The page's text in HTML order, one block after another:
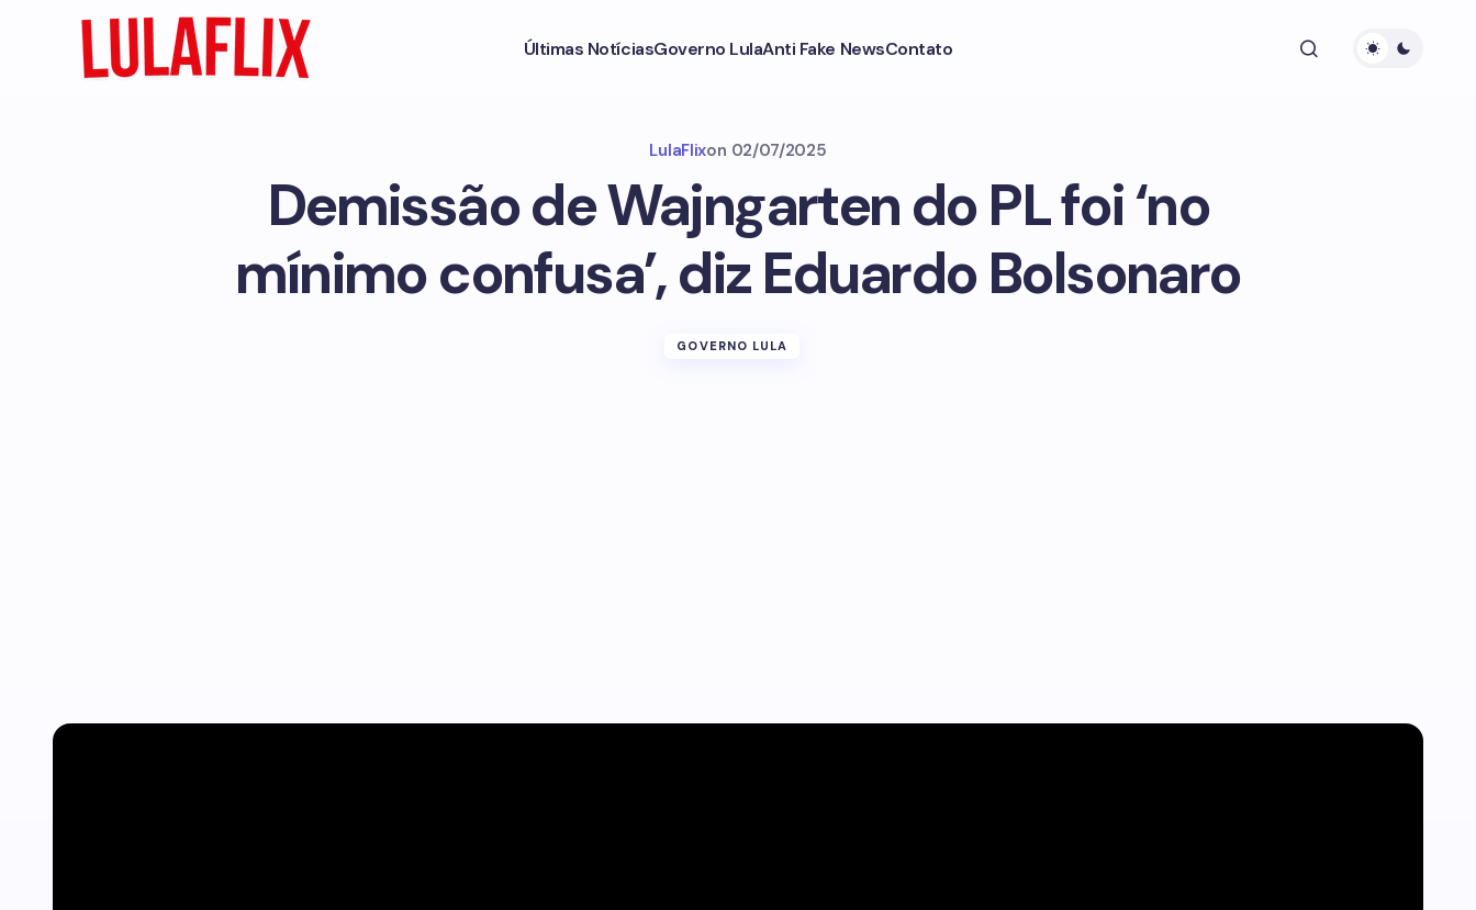
Últimas NotíciasGoverno LulaAnti Fake NewsContato
LulaFlixon 02/07/2025
Demissão de Wajngarten do PL foi ‘no
mínimo confusa’, diz Eduardo Bolsonaro
GOVERNO LULA